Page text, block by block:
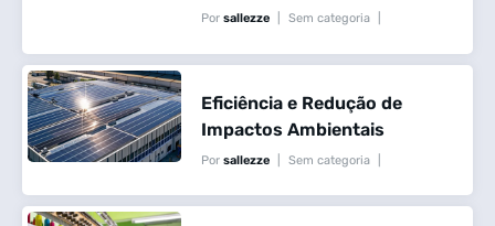
Porsallezze
Sem categoria
Eficiência e Redução de
Impactos Ambientais
Porsallezze
Sem categoria